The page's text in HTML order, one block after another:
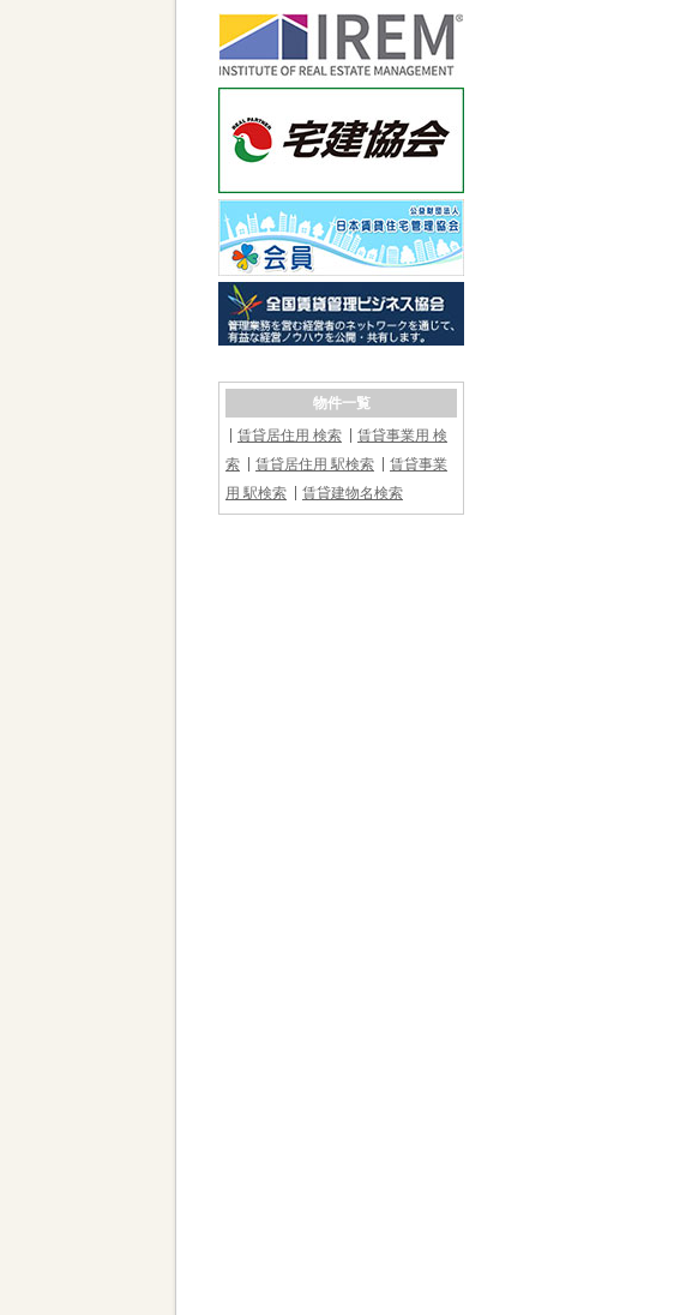
物件一覧
賃貸居住用 検索
賃貸事業用 検
索
賃貸居住用 駅検索
賃貸事業
用 駅検索
賃貸建物名検索